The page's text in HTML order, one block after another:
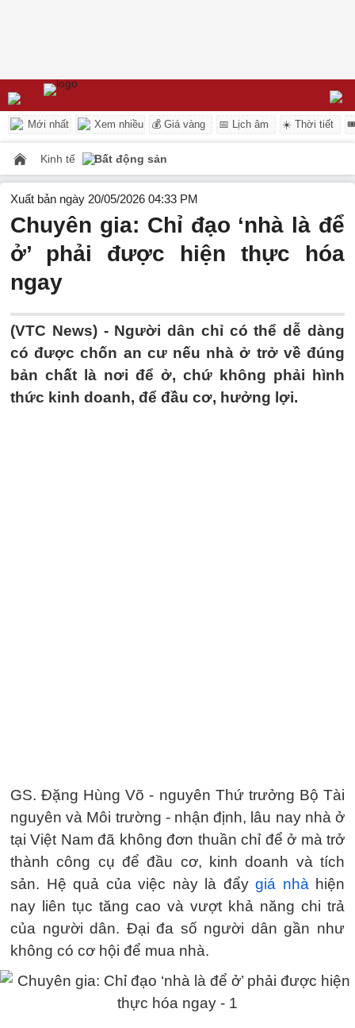
Mới nhất Xem nhiều 💰 Giá vàng 📅 Lịch âm ☀️ Thời tiết
Kinh tế Bất động sản
Xuất bản ngày 20/05/2026 04:33 PM
Chuyên gia: Chỉ đạo ‘nhà là để
ở’ phải được hiện thực hóa
ngay
(VTC News) - Người dân chỉ có thể dễ dàng
có được chốn an cư nếu nhà ở trở về đúng
bản chất là nơi để ở, chứ không phải hình
thức kinh doanh, để đầu cơ, hưởng lợi.
GS. Đặng Hùng Võ - nguyên Thứ trưởng Bộ Tài
nguyên và Môi trường - nhận định, lâu nay nhà ở
tại Việt Nam đã không đơn thuần chỉ để ở mà trở
thành công cụ để đầu cơ, kinh doanh và tích
sản. Hệ quả của việc này là đẩy giá nhà hiện
nay liên tục tăng cao và vượt khả năng chi trả
của người dân. Đại đa số người dân gần như
không có cơ hội để mua nhà.